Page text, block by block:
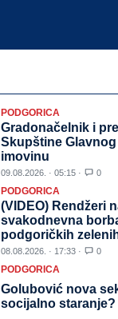
PODGORICA
09.08.2026. · 05:15 · 0
Gradonačelnik i
Skupštine
imovinu
PODGORICA
08.08.2026. · 17:33 · 0
(VIDEO) Rendžeri
svakodnevna
podgoričkih
PODGORICA
Golubović nova
socijalno staranje?